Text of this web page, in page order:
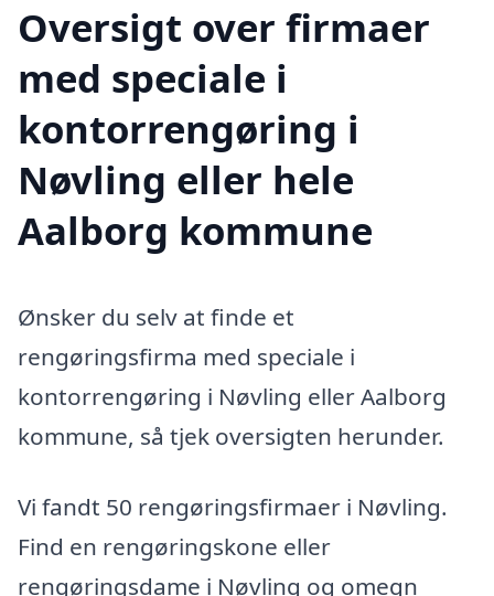
Oversigt over firmaer
med speciale i
kontorrengøring i
Nøvling eller hele
Aalborg kommune
Ønsker du selv at finde et
rengøringsfirma med speciale i
kontorrengøring i Nøvling eller Aalborg
kommune, så tjek oversigten herunder.
Vi fandt 50 rengøringsfirmaer i Nøvling.
Find en rengøringskone eller
rengøringsdame i Nøvling og omegn